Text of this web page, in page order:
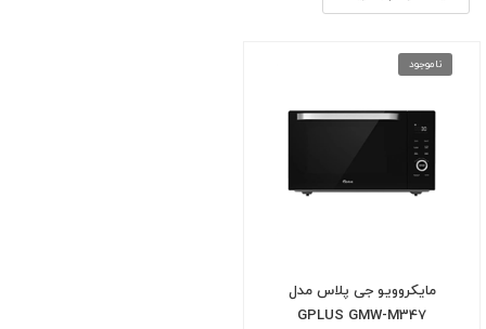
ناموجود
مایکروویو جی پلاس مدل
GPLUS GMW-M347